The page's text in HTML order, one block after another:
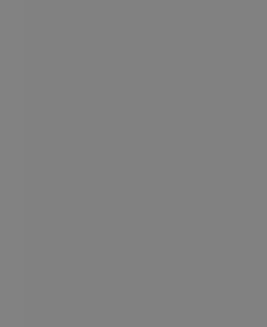
buchen
aus verschiedenen
Online-Training zu